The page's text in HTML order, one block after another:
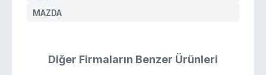
MAZDA
Diğer Firmaların Benzer Ürünleri